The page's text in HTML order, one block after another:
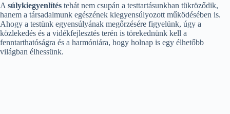
A súlykiegyenlítés tehát nem csupán a testtartásunkban tükröződik,
hanem a társadalmunk egészének kiegyensúlyozott működésében is.
Ahogy a testünk egyensúlyának megőrzésére figyelünk, úgy a
közlekedés és a vidékfejlesztés terén is törekednünk kell a
fenntarthatóságra és a harmóniára, hogy holnap is egy élhetőbb
világban élhessünk.